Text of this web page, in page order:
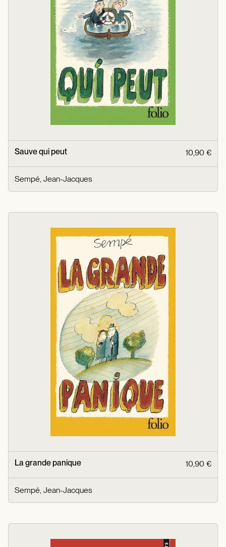
Sauve qui peut 10,90 €
Sempé, Jean-Jacques
La grande panique 10,90 €
Sempé, Jean-Jacques